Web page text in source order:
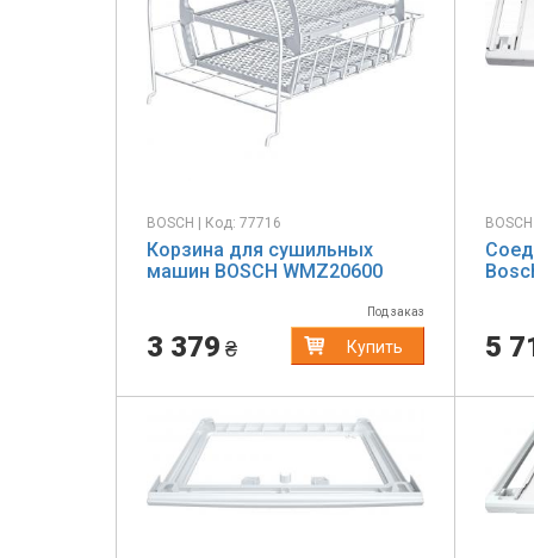
BOSCH | Код: 77716
Корзина для сушильных
машин BOSCH WMZ20600
Под заказ
3 379 ₴ Купить 5